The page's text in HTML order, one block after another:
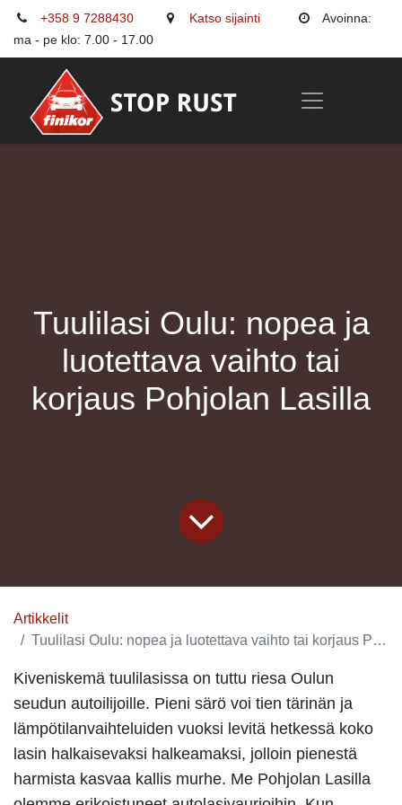
+358 9 7288430 Katso sijainti
Avoinna:
ma - pe klo: 7.00 - 17.00
Tuulilasi Oulu: nopea ja
luotettava vaihto tai
korjaus Pohjolan Lasilla
Artikkelit
Tuulilasi Oulu: nopea ja luotettava vaihto tai korjaus Pohjolan Lasilla
Kiveniskemä tuulilasissa on tuttu riesa Oulun
seudun autoilijoille. Pieni särö voi tien tärinän ja
lämpötilanvaihteluiden vuoksi levitä hetkessä koko
lasin halkaisevaksi halkeamaksi, jolloin pienestä
harmista kasvaa kallis murhe. Me Pohjolan Lasilla